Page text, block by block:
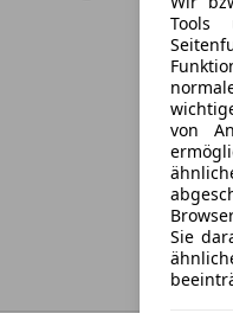
für
Tools
von
Sie